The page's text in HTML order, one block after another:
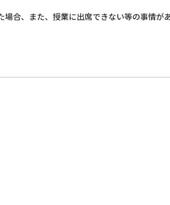
合、また、授業に出席できない等の事情